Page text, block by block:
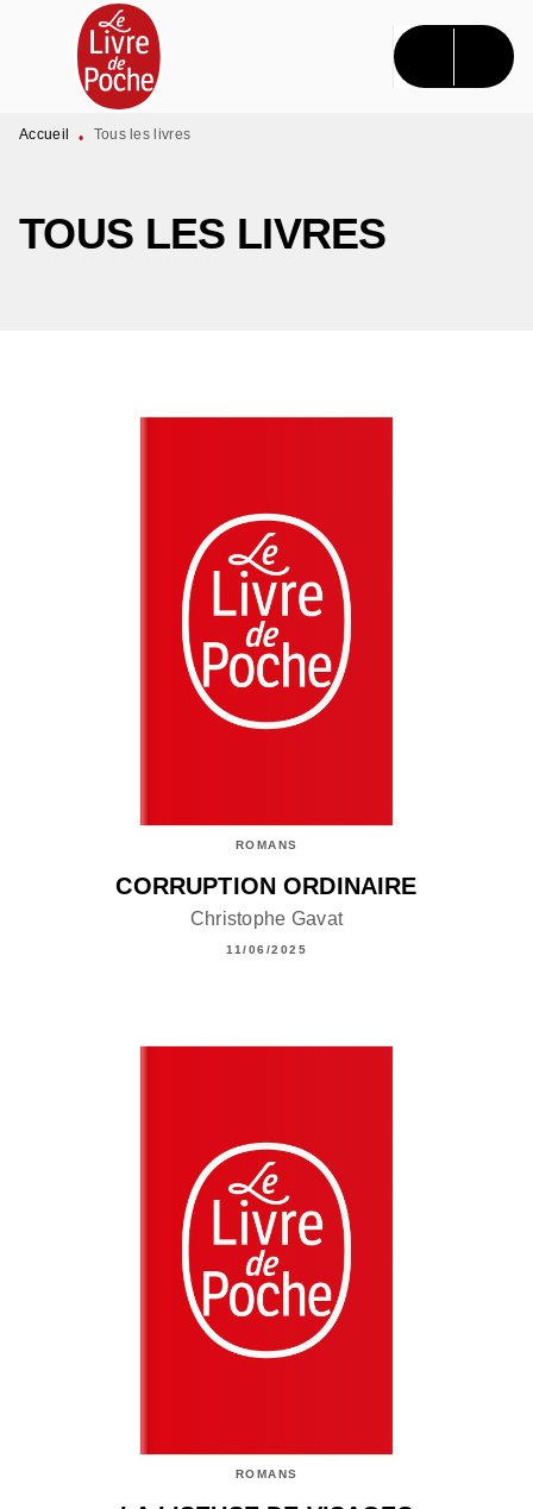
MENU RECHERCHE CONTENU
PIED DE PAGE
Accueil • Tous les livres
TOUS LES LIVRES
ROMANS
CORRUPTION ORDINAIRE
Christophe Gavat
11/06/2025
ROMANS